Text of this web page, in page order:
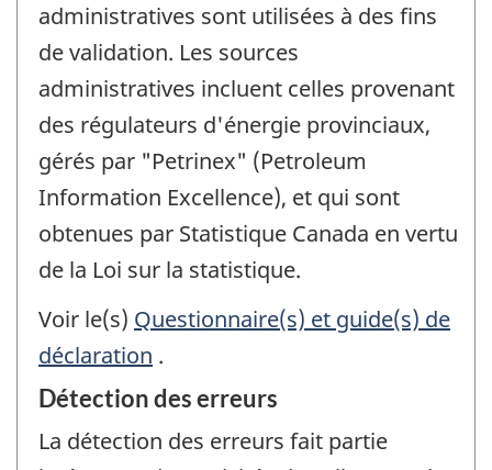
administratives sont utilisées à des fins
de validation. Les sources
administratives incluent celles provenant
des régulateurs d'énergie provinciaux,
gérés par "Petrinex" (Petroleum
Information Excellence), et qui sont
obtenues par Statistique Canada en vertu
de la Loi sur la statistique.
Voir le(s) Questionnaire(s) et guide(s) de
déclaration .
Détection des erreurs
La détection des erreurs fait partie